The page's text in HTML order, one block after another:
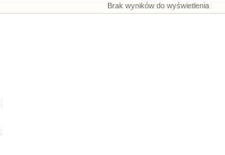
Brak wyników do wyświetlenia